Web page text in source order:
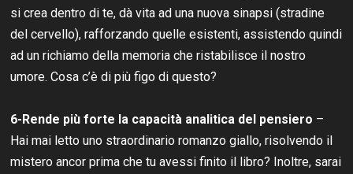
si crea dentro di te, dà vita ad una nuova sinapsi (stradine
del cervello), rafforzando quelle esistenti, assistendo quindi
ad un richiamo della memoria che ristabilisce il nostro
umore. Cosa c’è di più figo di questo?
6-Rende più forte la capacità analitica del pensiero –
Hai mai letto uno straordinario romanzo giallo, risolvendo il
mistero ancor prima che tu avessi finito il libro? Inoltre, sarai